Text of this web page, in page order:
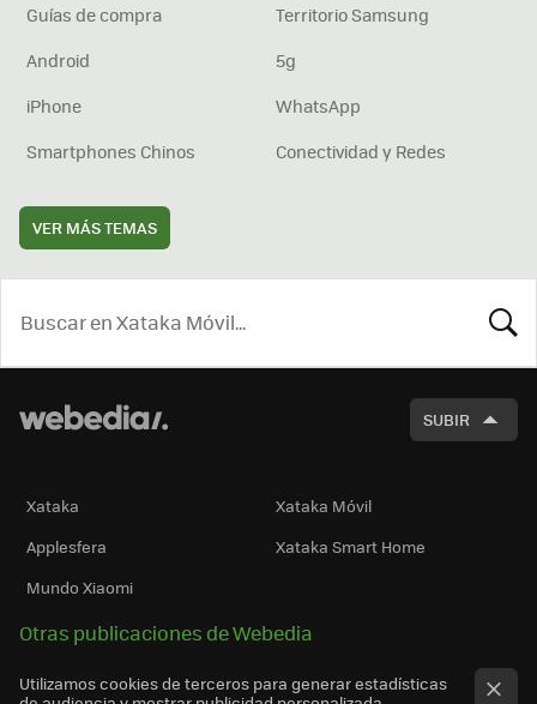
Guías de compra
Territorio Samsung
Android
5g
iPhone
WhatsApp
Smartphones Chinos
Conectividad y Redes
VER MÁS TEMAS
SUBIR
Xataka
Xataka Móvil
Applesfera
Xataka Smart Home
Mundo Xiaomi
Otras publicaciones de Webedia
Utilizamos cookies de terceros para generar estadísticas